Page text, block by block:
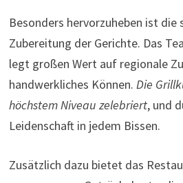
Besonders hervorzuheben ist
Zubereitung der Gerichte. Das
legt großen Wert auf regionale
handwerkliches Können. Die
höchstem Niveau zelebriert, und
Leidenschaft in jedem Bissen.
Zusätzlich dazu bietet das